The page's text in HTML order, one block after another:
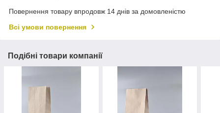
Повернення товару впродовж 14 днів за домовленістю
Всі умови повернення
Подібні товари компанії